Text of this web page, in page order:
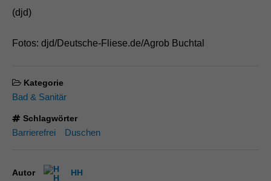
(djd)
Fotos: djd/Deutsche-Fliese.de/Agrob Buchtal
Kategorie
Bad & Sanitär
Schlagwörter
Barrierefrei Duschen
Autor HH